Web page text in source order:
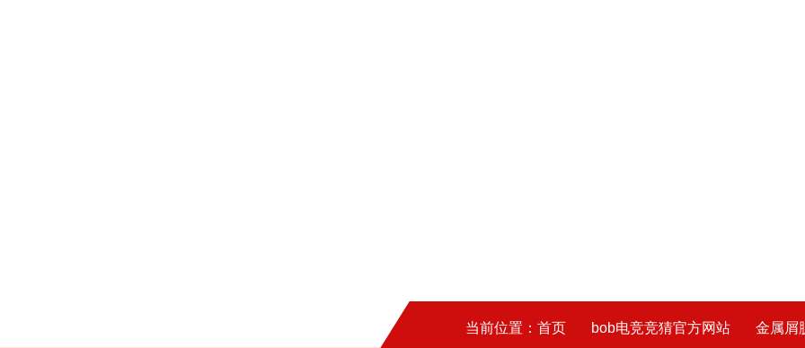
当前位置： 首页 bob电竞竞猜官方网站 金属屑脱